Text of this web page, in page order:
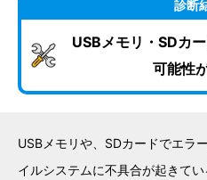
診断
USBメモリ・SDカ
可能性
USBメモリや、SDカードでエラ
イルシステムに不具合が起きてい